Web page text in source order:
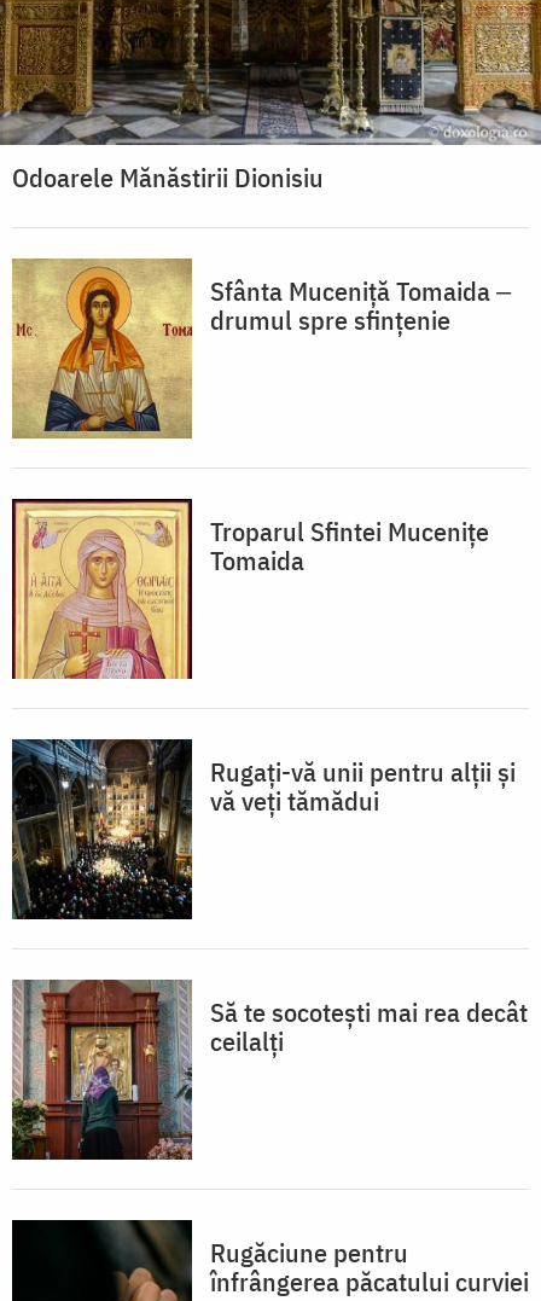
Odoarele Mănăstirii Dionisiu
Sfânta Muceniță Tomaida ‒
drumul spre sfințenie
Troparul Sfintei Mucenițe
Tomaida
Rugați-vă unii pentru alții și
vă veți tămădui
Să te socotești mai rea decât
ceilalți
Rugăciune pentru
înfrângerea păcatului curviei